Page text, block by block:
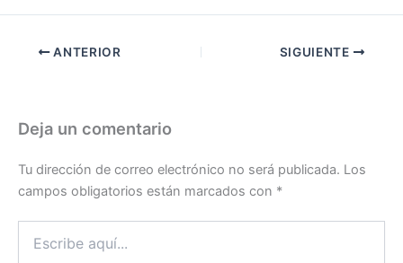
ANTERIOR SIGUIENTE
Deja un comentario
Tu dirección de correo electrónico no será publicada. Los
campos obligatorios están marcados con *
aquí...